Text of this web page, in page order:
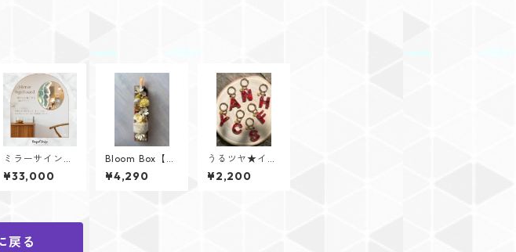
ミラーサインボ
ード
¥33,000
Bloom Box【So
l（ソル）】メッ
セージカード付
¥4,290
うるツヤ★イニ
シャルキーリン
グ【Glitter He
¥2,200
戻る